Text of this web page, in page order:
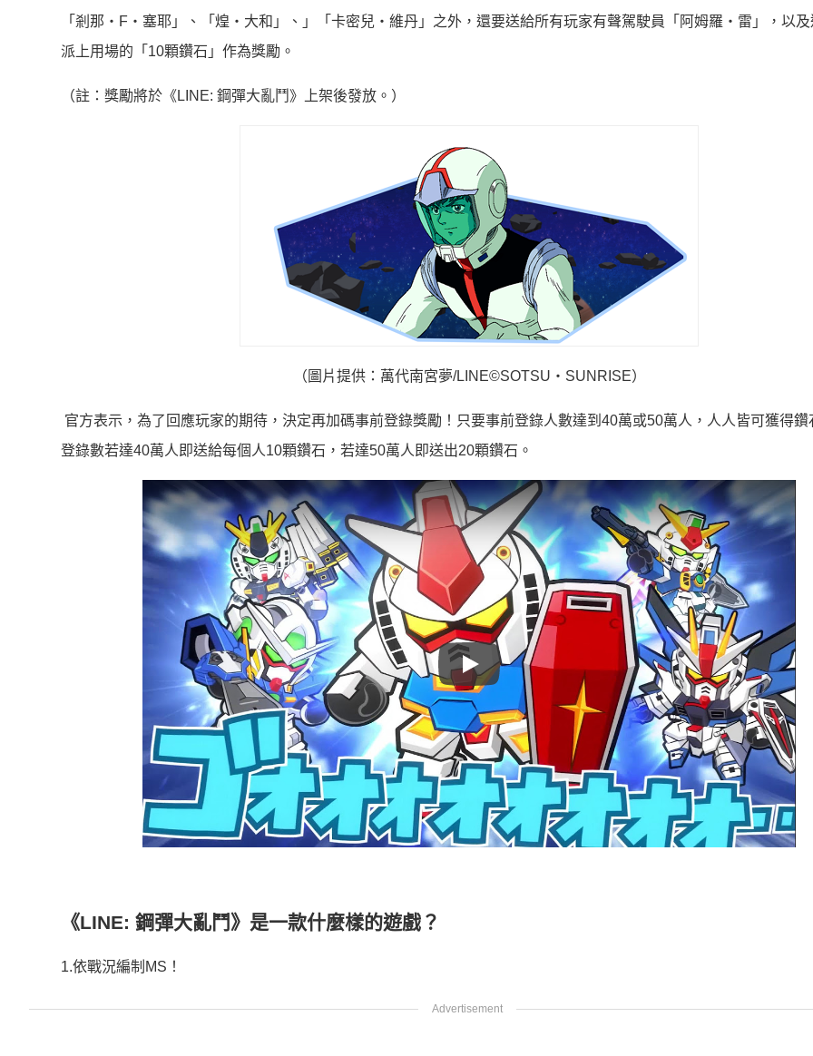
「剎那‧F‧塞耶」、「煌‧大和」、」「卡密兒・維丹」之外，還要送給所有玩家有聲駕駛員「阿姆羅‧雷」，以及
派上用場的「10顆鑽石」作為獎勵。
（註：獎勵將於《LINE: 鋼彈大亂鬥》上架後發放。）
（圖片提供：萬代南宮夢/LINE©SOTSU・SUNRISE）
官方表示，為了回應玩家的期待，決定再加碼事前登錄獎勵！只要事前登錄人數達到40萬或50萬人，人人皆可獲得鑽
登錄數若達40萬人即送給每個人10顆鑽石，若達50萬人即送出20顆鑽石。
Play
《LINE: 鋼彈大亂鬥》是一款什麼樣的遊戲？
1.依戰況編制MS！